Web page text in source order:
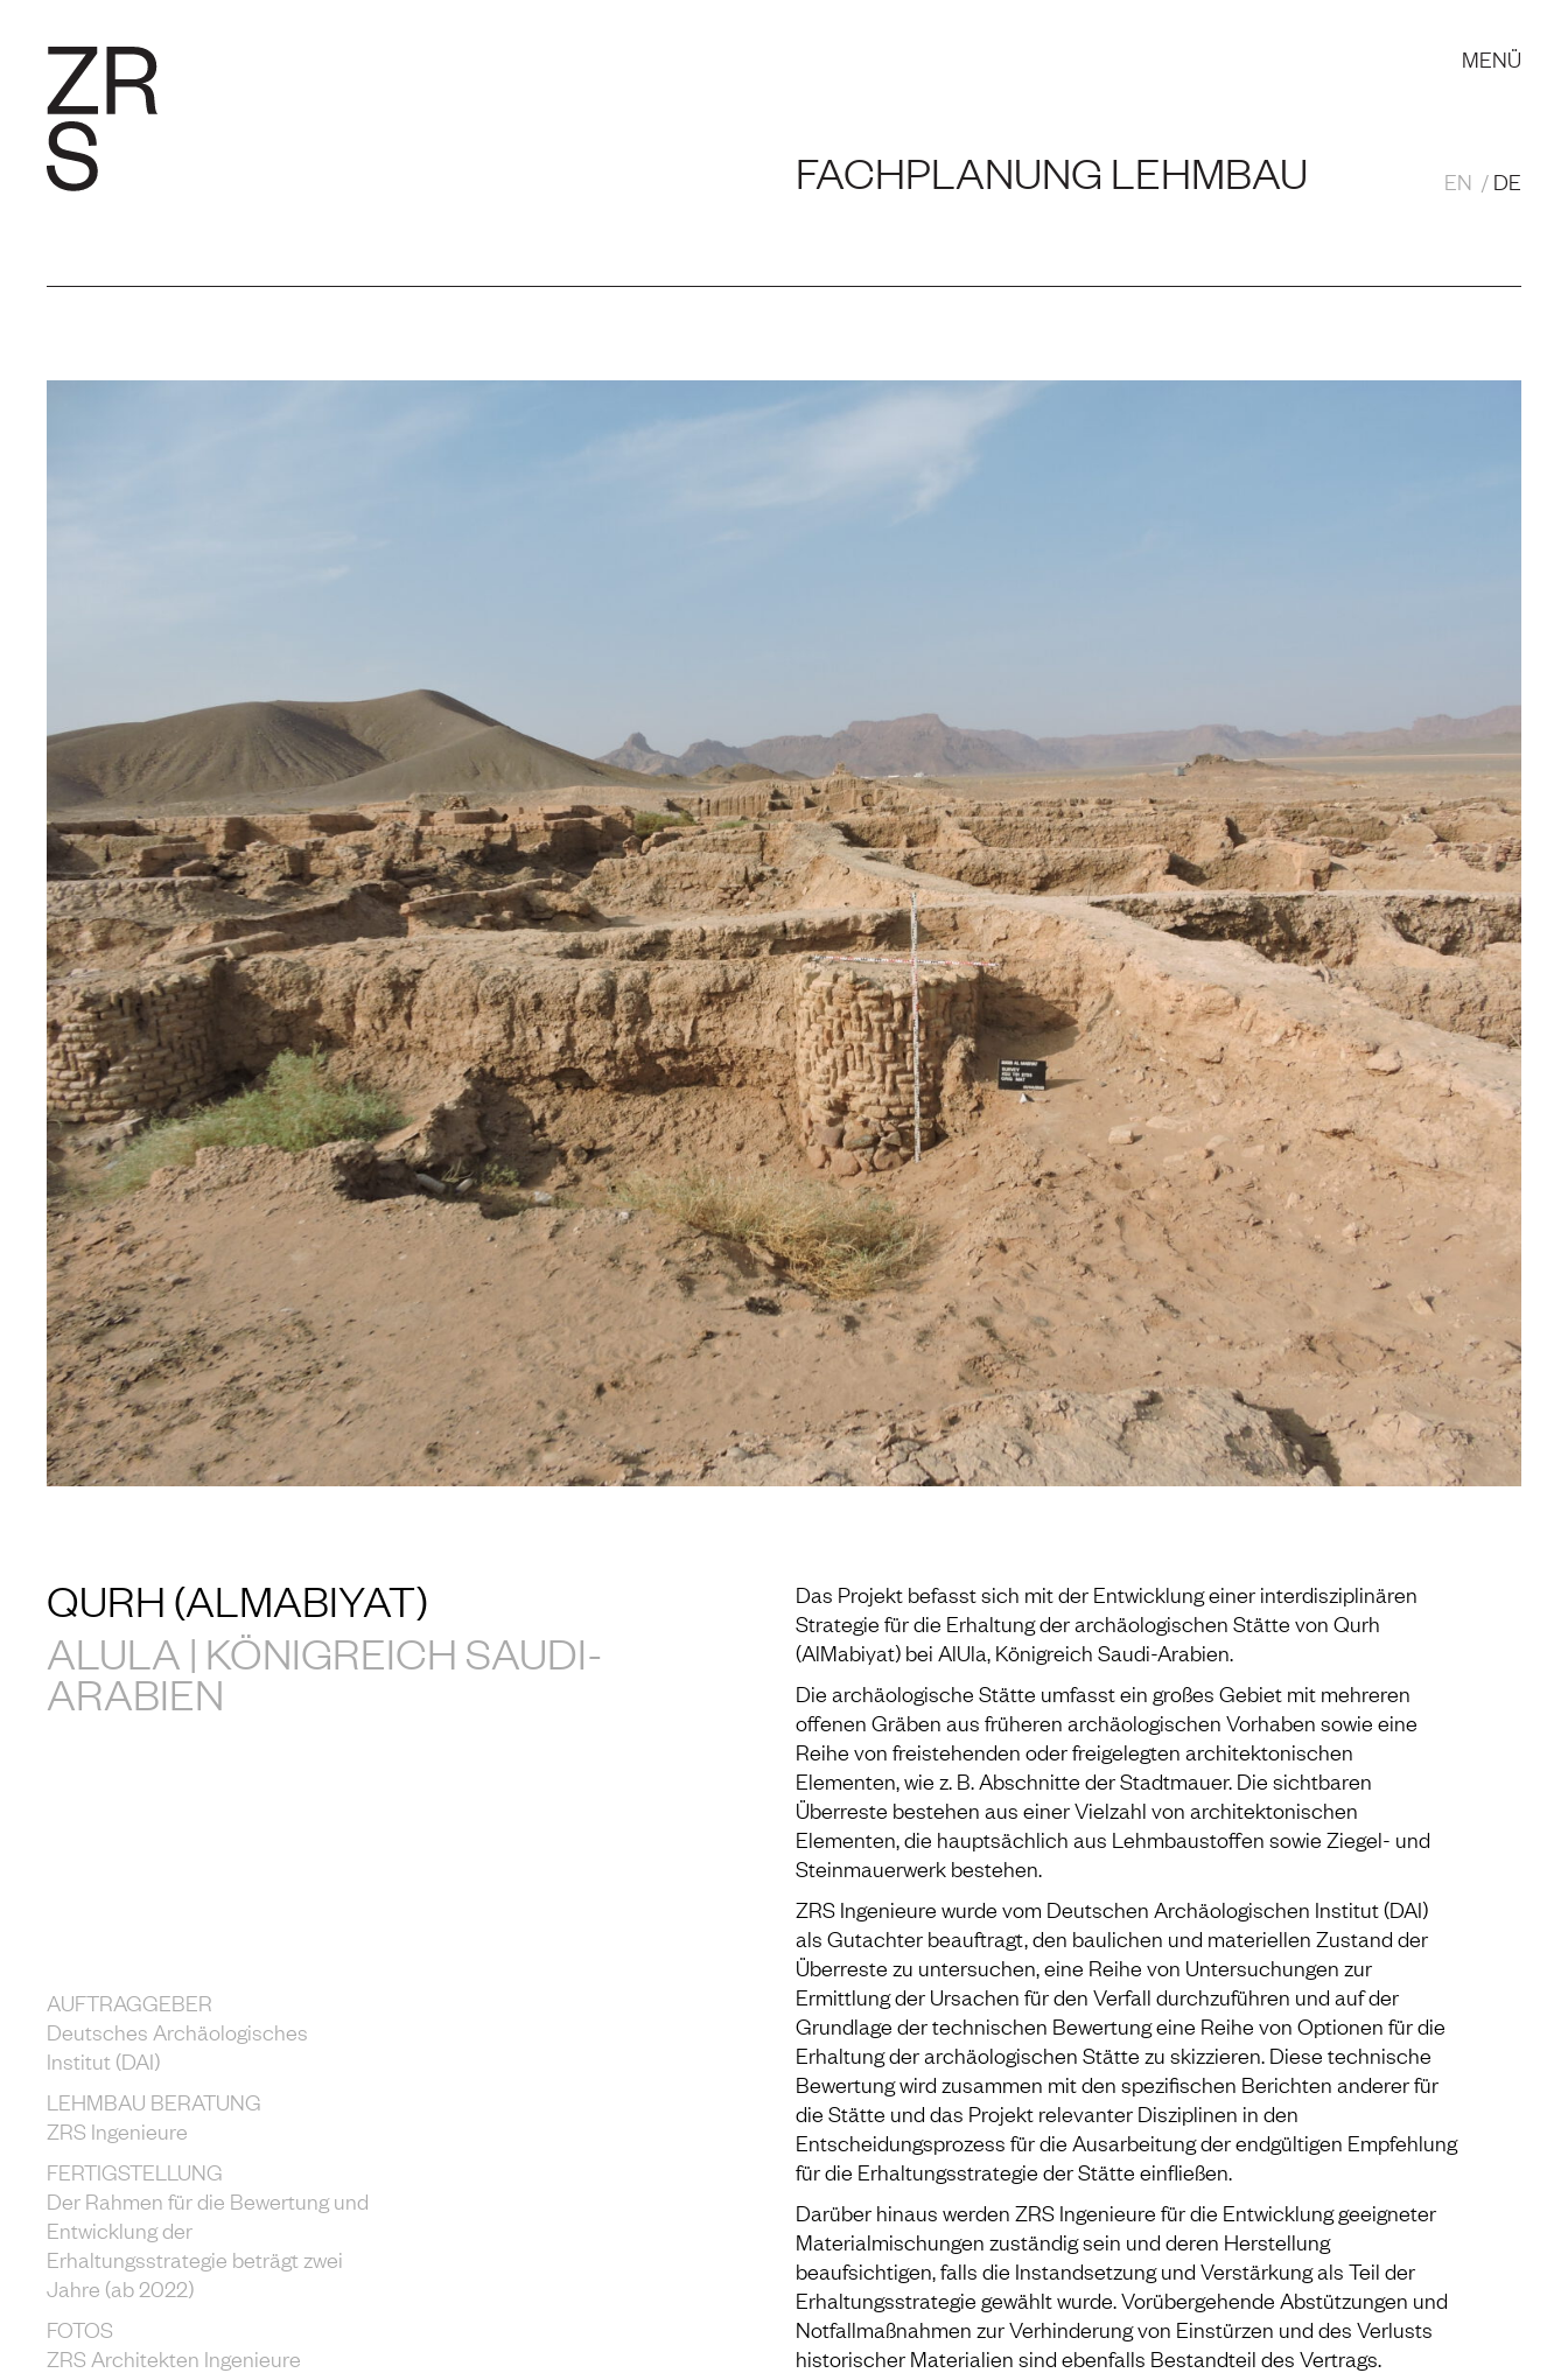
FACHPLANUNG LEHMBAU
MENÜ
EN DE
QURH (ALMABIYAT)
ALULA | KÖNIGREICH SAUDI-
ARABIEN
AUFTRAGGEBER
Deutsches Archäologisches
Institut (DAI)
LEHMBAU BERATUNG
ZRS Ingenieure
FERTIGSTELLUNG
Der Rahmen für die Bewertung und
Entwicklung der
Erhaltungsstrategie beträgt zwei
Jahre (ab 2022)
FOTOS
ZRS Architekten Ingenieure
Das Projekt befasst sich mit der Entwicklung einer interdisziplinären
Strategie für die Erhaltung der archäologischen Stätte von Qurh
(AlMabiyat) bei AlUla, Königreich Saudi-Arabien.
Die archäologische Stätte umfasst ein großes Gebiet mit mehreren
offenen Gräben aus früheren archäologischen Vorhaben sowie eine
Reihe von freistehenden oder freigelegten architektonischen
Elementen, wie z. B. Abschnitte der Stadtmauer. Die sichtbaren
Überreste bestehen aus einer Vielzahl von architektonischen
Elementen, die hauptsächlich aus Lehmbaustoffen sowie Ziegel- und
Steinmauerwerk bestehen.
ZRS Ingenieure wurde vom Deutschen Archäologischen Institut (DAI)
als Gutachter beauftragt, den baulichen und materiellen Zustand der
Überreste zu untersuchen, eine Reihe von Untersuchungen zur
Ermittlung der Ursachen für den Verfall durchzuführen und auf der
Grundlage der technischen Bewertung eine Reihe von Optionen für die
Erhaltung der archäologischen Stätte zu skizzieren. Diese technische
Bewertung wird zusammen mit den spezifischen Berichten anderer für
die Stätte und das Projekt relevanter Disziplinen in den
Entscheidungsprozess für die Ausarbeitung der endgültigen Empfehlung
für die Erhaltungsstrategie der Stätte einfließen.
Darüber hinaus werden ZRS Ingenieure für die Entwicklung geeigneter
Materialmischungen zuständig sein und deren Herstellung
beaufsichtigen, falls die Instandsetzung und Verstärkung als Teil der
Erhaltungsstrategie gewählt wurde. Vorübergehende Abstützungen und
Notfallmaßnahmen zur Verhinderung von Einstürzen und des Verlusts
historischer Materialien sind ebenfalls Bestandteil des Vertrags.